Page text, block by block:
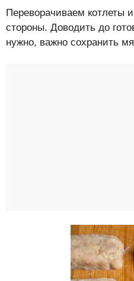
Переворачиваем котлеты
стороны. Доводить до
нужно, важно сохранить